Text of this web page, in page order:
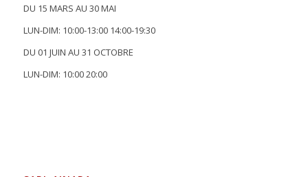
DU 15 MARS AU 30 MAI
LUN-DIM: 10:00-13:00 14:00-19:30
DU 01 JUIN AU 31 OCTOBRE
LUN-DIM: 10:00 20:00